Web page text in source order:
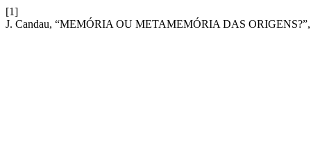
[1]
J. Candau, “MEMÓRIA OU METAMEMÓRIA DAS